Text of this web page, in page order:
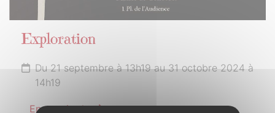
Exploration
Du 21 septembre à 13h19 au 31 octobre 2024 à
14h19
En savoir plus